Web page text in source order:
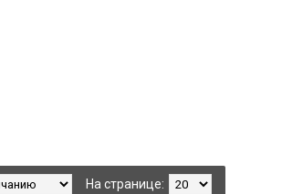
На странице: